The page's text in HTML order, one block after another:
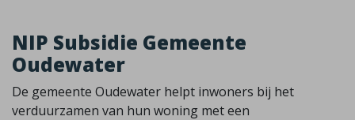
NIP Subsidie Gemeente
Oudewater
De gemeente Oudewater helpt inwoners bij het
verduurzamen van hun woning met een